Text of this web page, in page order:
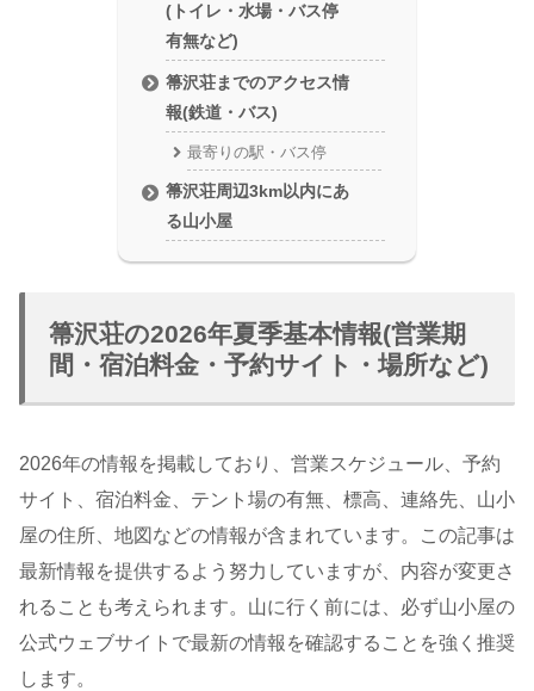
(トイレ・水場・バス停
有無など)
箒沢荘までのアクセス情
報(鉄道・バス)
最寄りの駅・バス停
箒沢荘周辺3km以内にあ
る山小屋
箒沢荘の2026年夏季基本情報(営業期
間・宿泊料金・予約サイト・場所など)
2026年の情報を掲載しており、営業スケジュール、予約
サイト、宿泊料金、テント場の有無、標高、連絡先、山小
屋の住所、地図などの情報が含まれています。この記事は
最新情報を提供するよう努力していますが、内容が変更さ
れることも考えられます。山に行く前には、必ず山小屋の
公式ウェブサイトで最新の情報を確認することを強く推奨
します。